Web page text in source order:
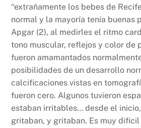
“extrañamente los bebes de
normal y la mayoría tenía buenas
Apgar (2), al medirles el ritmo
tono muscular, reflejos y color de
fueron amamantados
posibilidades de un desarrollo
calcificaciones vistas en
fueron cero. Algunos tuvieron
estaban irritables… desde el
gritaban, y gritaban. Es muy